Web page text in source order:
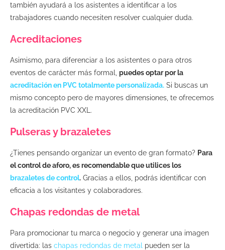
también ayudará a los asistentes a identificar a los
trabajadores cuando necesiten resolver cualquier duda.
Acreditaciones
Asimismo, para diferenciar a los asistentes o para otros
eventos de carácter más formal, puedes optar por la
acreditación en PVC totalmente personalizada. Si buscas un
mismo concepto pero de mayores dimensiones, te ofrecemos
la acreditación PVC XXL.
Pulseras y brazaletes
¿Tienes pensando organizar un evento de gran formato? Para
el control de aforo, es recomendable que utilices los
brazaletes de control. Gracias a ellos, podrás identificar con
eficacia a los visitantes y colaboradores.
Chapas redondas de metal
Para promocionar tu marca o negocio y generar una imagen
divertida: las chapas redondas de metal
pueden ser la